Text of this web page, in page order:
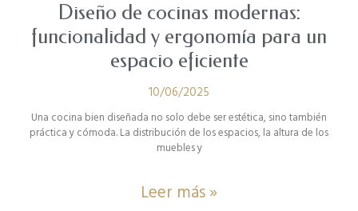
Diseño de cocinas modernas:
funcionalidad y ergonomía para un
espacio eficiente
10/06/2025
Una cocina bien diseñada no solo debe ser estética, sino también
práctica y cómoda. La distribución de los espacios, la altura de los
muebles y
Leer más »